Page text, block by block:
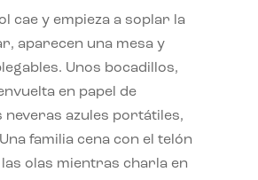
cae y empieza a soplar la
aparecen una mesa y
Unos bocadillos,
en papel de
neveras azules portátiles,
familia cena con el telón
olas mientras charla en